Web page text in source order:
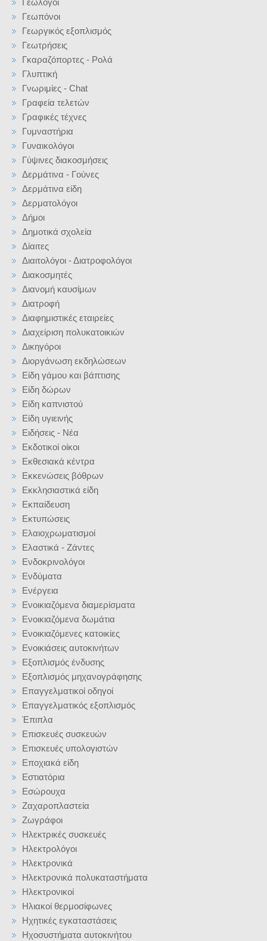
Γεωλόγοι
Γεωπόνοι
Γεωργικός εξοπλισμός
Γεωτρήσεις
Γκαραζόπορτες - Ρολά
Γλυπτική
Γνωριμίες - Chat
Γραφεία τελετών
Γραφικές τέχνες
Γυμναστήρια
Γυναικολόγοι
Γύψινες διακοσμήσεις
Δερμάτινα - Γούνες
Δερμάτινα είδη
Δερματολόγοι
Δήμοι
Δημοτικά σχολεία
Δίαιτες
Διαιτολόγοι - Διατροφολόγοι
Διακοσμητές
Διανομή καυσίμων
Διατροφή
Διαφημιστικές εταιρείες
Διαχείριση πολυκατοικιών
Δικηγόροι
Διοργάνωση εκδηλώσεων
Είδη γάμου και βάπτισης
Είδη δώρων
Είδη καπνιστού
Είδη υγιεινής
Ειδήσεις - Νέα
Εκδοτικοί οίκοι
Εκθεσιακά κέντρα
Εκκενώσεις βόθρων
Εκκλησιαστικά είδη
Εκπαίδευση
Εκτυπώσεις
Ελαιοχρωματισμοί
Ελαστικά - Ζάντες
Ενδοκρινολόγοι
Ενδύματα
Ενέργεια
Ενοικιαζόμενα διαμερίσματα
Ενοικιαζόμενα δωμάτια
Ενοικιαζόμενες κατοικίες
Ενοικιάσεις αυτοκινήτων
Εξοπλισμός ένδυσης
Εξοπλισμός μηχανογράφησης
Επαγγελματικοί οδηγοί
Επαγγελματικός εξοπλισμός
Έπιπλα
Επισκευές συσκευών
Επισκευές υπολογιστών
Εποχιακά είδη
Εστιατόρια
Εσώρουχα
Ζαχαροπλαστεία
Ζωγράφοι
Ηλεκτρικές συσκευές
Ηλεκτρολόγοι
Ηλεκτρονικά
Ηλεκτρονικά πολυκαταστήματα
Ηλεκτρονικοί
Ηλιακοί θερμοσίφωνες
Ηχητικές εγκαταστάσεις
Ηχοσυστήματα αυτοκινήτου